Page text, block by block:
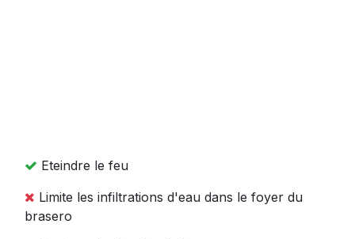
Eteindre le feu
Limite les infiltrations d'eau dans le foyer du
brasero